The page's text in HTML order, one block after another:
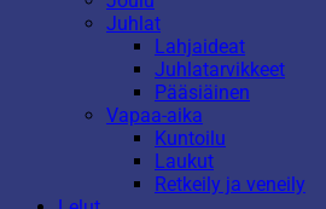
Juhlat
Lahjaideat
Juhlatarvikkeet
Pääsiäinen
Vapaa-aika
Kuntoilu
Laukut
Retkeily ja veneily